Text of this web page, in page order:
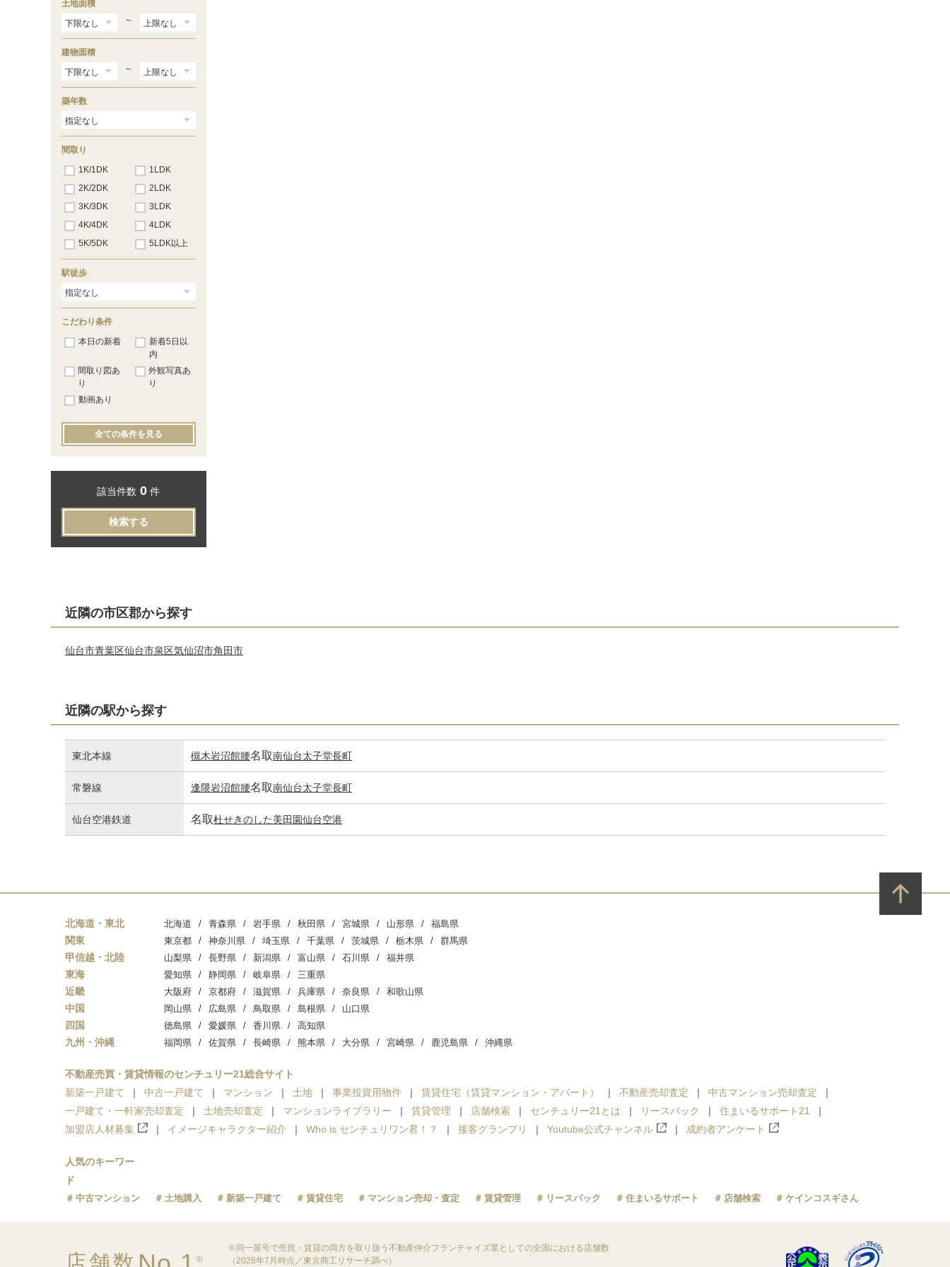
土地面積
～
建物面積
～
築年数
間取り
1K/1DK
1LDK
2K/2DK
2LDK
3K/3DK
3LDK
4K/4DK
4LDK
5K/5DK
5LDK以上
駅徒歩
こだわり条件
本日の新着
新着5日以
内
間取り図あ
り
外観写真あ
り
動画あり
全ての条件を見る
該当件数 0 件
検索する
近隣の市区郡から探す
仙台市青葉区仙台市泉区気仙沼市角田市
近隣の駅から探す
東北本線 槻木岩沼館腰名取南仙台太子堂長町
常磐線 逢隈岩沼館腰名取南仙台太子堂長町
仙台空港鉄道 名取杜せきのした美田園仙台空港
北海道・東北 北海道 青森県 岩手県 秋田県 宮城県 山形県 福島県
関東 東京都 神奈川県 埼玉県 千葉県 茨城県 栃木県 群馬県
甲信越・北陸 山梨県 長野県 新潟県 富山県 石川県 福井県
東海 愛知県 静岡県 岐阜県 三重県
近畿 大阪府 京都府 滋賀県 兵庫県 奈良県 和歌山県
中国 岡山県 広島県 鳥取県 島根県 山口県
四国 徳島県 愛媛県 香川県 高知県
九州・沖縄 福岡県 佐賀県 長崎県 熊本県 大分県 宮崎県 鹿児島県 沖縄県
不動産売買・賃貸情報のセンチュリー21総合サイト
新築一戸建て
中古一戸建て マンション 土地 事業投資用物件 賃貸住宅（賃貸マンション・アパート） 不動産売却査定
中古マンション売却査定
一戸建て・一軒家売却査定
土地売却査定 マンションライブラリー 賃貸管理 店舗検索 センチュリー21とは リースバック
住まいるサポート21
加盟店人材募集
イメージキャラクター紹介 Who is センチュリワン君！？ 接客グランプリ Youtube公式チャンネル 成約者アンケート
人気のキーワー
ド
中古マンション 土地購入 新築一戸建て 賃貸住宅 マンション売却・査定 賃貸管理 リースバック 住まいるサポート 店舗検索 ケインコスギさん
店舗数 ※
※同一屋号で売買・賃貸の両方を取り扱う不動産仲介フランチャイズ業としての全国における店舗数
（2026年7月時点／東京商工リサーチ調べ）